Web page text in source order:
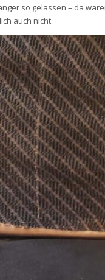
so gelassen – da
auch nicht.